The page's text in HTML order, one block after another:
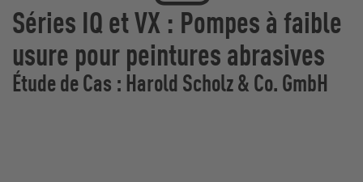
Séries IQ et VX : Pompes à faible
usure pour peintures abrasives
Étude de Cas : Harold Scholz & Co. GmbH